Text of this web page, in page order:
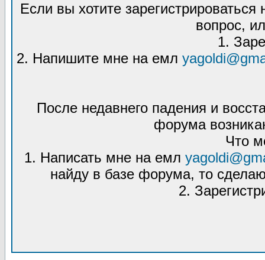
Если вы хотите
вопрос,
1.
2. Напишите мне на емл
После недавнего падения и
форума
Что
1. Написать мне на емл
найду в базе форума, то
2.